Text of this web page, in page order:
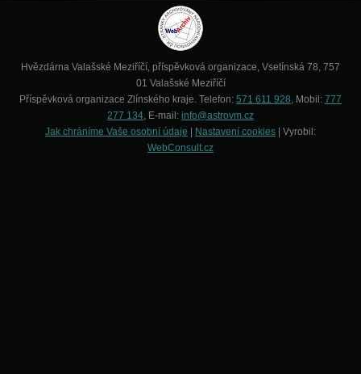
Hvězdárna Valašské Meziříčí, příspěvková organizace, Vsetínská 78, 757
01 Valašské Meziříčí
Příspěvková organizace Zlínského kraje. Telefon: 571 611 928 , Mobil: 777
277 134 , E-mail: info@astrovm.cz
Jak chráníme Vaše osobní údaje | Nastavení cookies | Vyrobil:
WebConsult.cz